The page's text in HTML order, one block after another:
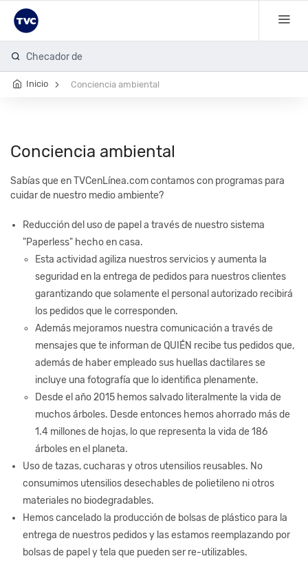
Checador de hu
Inicio Conciencia ambiental
Conciencia ambiental
Sabías que en TVCenLínea.comcontamos con programas para
cuidar de nuestro medio ambiente?
Reducción del uso de papel a través de nuestro sistema
"Paperless" hecho en casa.
Esta actividad agiliza nuestros servicios y aumenta la
seguridad en la entrega de pedidos para nuestros clientes
garantizando que solamente el personal autorizado recibirá
los pedidos que le corresponden.
Además mejoramos nuestra comunicación a través de
mensajes que te informan de QUIÉN recibe tus pedidos que,
además de haber empleado sus huellas dactilares se
incluye una fotografía que lo identifica plenamente.
Desde el año 2015 hemos salvado literalmente la vida de
muchos árboles. Desde entonces hemos ahorrado más de
1.4 millones de hojas, lo que representa la vida de 186
árboles en el planeta.
Uso de tazas, cucharas y otros utensilios reusables. No
consumimos utensilios desechables de polietileno ni otros
materiales no biodegradables.
Hemos cancelado la producción de bolsas de plástico para la
entrega de nuestros pedidos y las estamos reemplazando por
bolsas de papel y tela que pueden ser re-utilizables.